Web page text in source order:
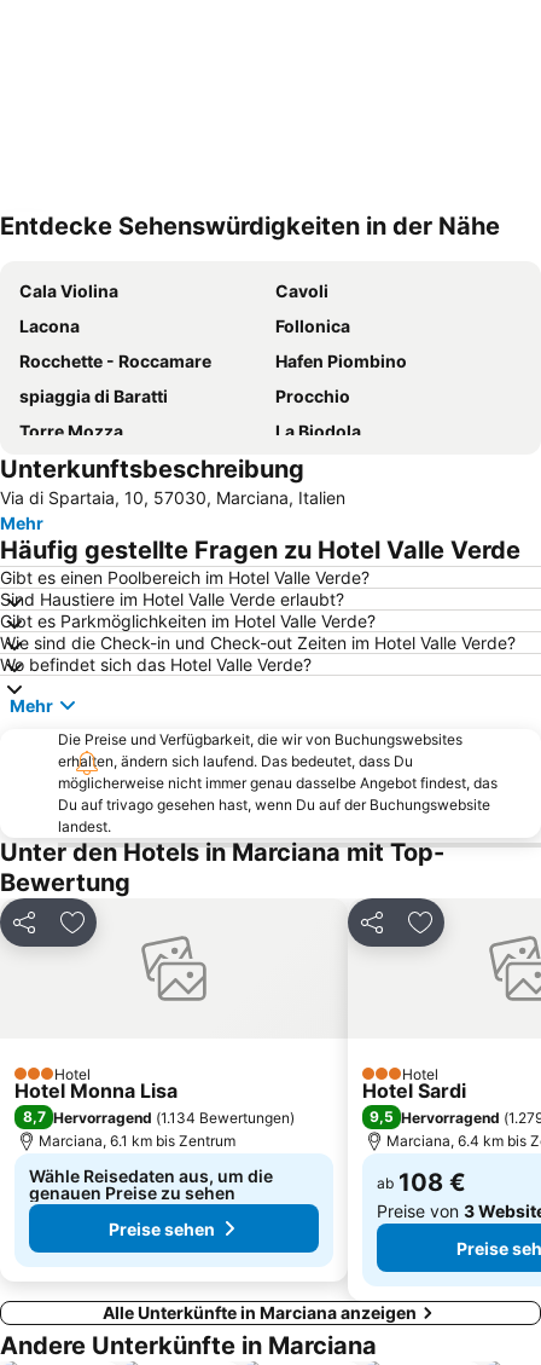
Entdecke Sehenswürdigkeiten in der Nähe
Cala Violina
Cavoli
Lacona
Follonica
Rocchette - Roccamare
Hafen Piombino
spiaggia di Baratti
Procchio
Torre Mozza
La Biodola
Naregno
Pareti
Fetovaia
Isola di Pianosa
Spiaggia Lunga
La Rocca di Populonia
Parco Costiero di Rimigliano
Spiaggia di Marciana Marina
Capo Bianco
Marina Di Campo Airport
Museo Nazionale delle Residenze di Napoleone Isola d'Elba Villa San Martino
Le Rocchette
Tenuta San Guido
Barbarossa
Museo Archelogico del Territorio di Populonia
Casetta Civinini Castiglione della Pescaia
Pratoranieri
Lacona beach
Tropicana Beach
Procchio beach
Le Ghiaie
Centro Storico di Portoferraio
Chiessi
Ippodromo dei Pini
Spiaggia dell'Innamorata
Spiaggia della Conchiglia
Unterkunftsbeschreibung
Via di Spartaia, 10, 57030, Marciana, Italien
Mehr
Häufig gestellte Fragen zu Hotel Valle Verde
Gibt es einen Poolbereich im Hotel Valle Verde?
Sind Haustiere im Hotel Valle Verde erlaubt?
Gibt es Parkmöglichkeiten im Hotel Valle Verde?
Wie sind die Check-in und Check-out Zeiten im Hotel Valle Verde?
Wo befindet sich das Hotel Valle Verde?
Mehr
Die Preise und Verfügbarkeit, die wir von Buchungswebsites
erhalten, ändern sich laufend. Das bedeutet, dass Du
möglicherweise nicht immer genau dasselbe Angebot findest, das
Du auf trivago gesehen hast, wenn Du auf der Buchungswebsite
landest.
Unter den Hotels in Marciana mit Top-
Bewertung
Teilen Zu Favoriten hinzufügen
3 Sterne
Hotel
Hotel Monna Lisa
8,7 Hervorragend (1.134 Bewertungen)
Marciana, 6.1 km bis Zentrum
Wähle Reisedaten aus, um die
genauen Preise zu sehen
Preise sehen
Teilen Zu Favoriten
3 Sterne
Hotel
Hotel Sardi
9,5 Hervorragend (
Marciana, 6.4 km bis
ab 108 €
Preise von 3
Preise
Alle Unterkünfte in Marciana anzeigen
Andere Unterkünfte in Marciana